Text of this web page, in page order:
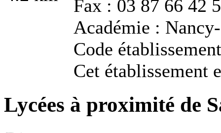
Fax : 03 87 66 42
Académie :
Code
Cet établissement
Lycées à proximité de